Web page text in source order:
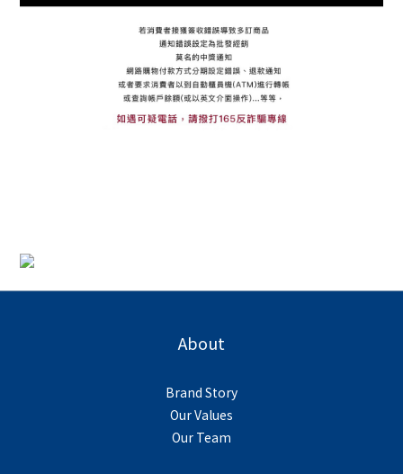
About
Brand Story
Our Values
Our Team